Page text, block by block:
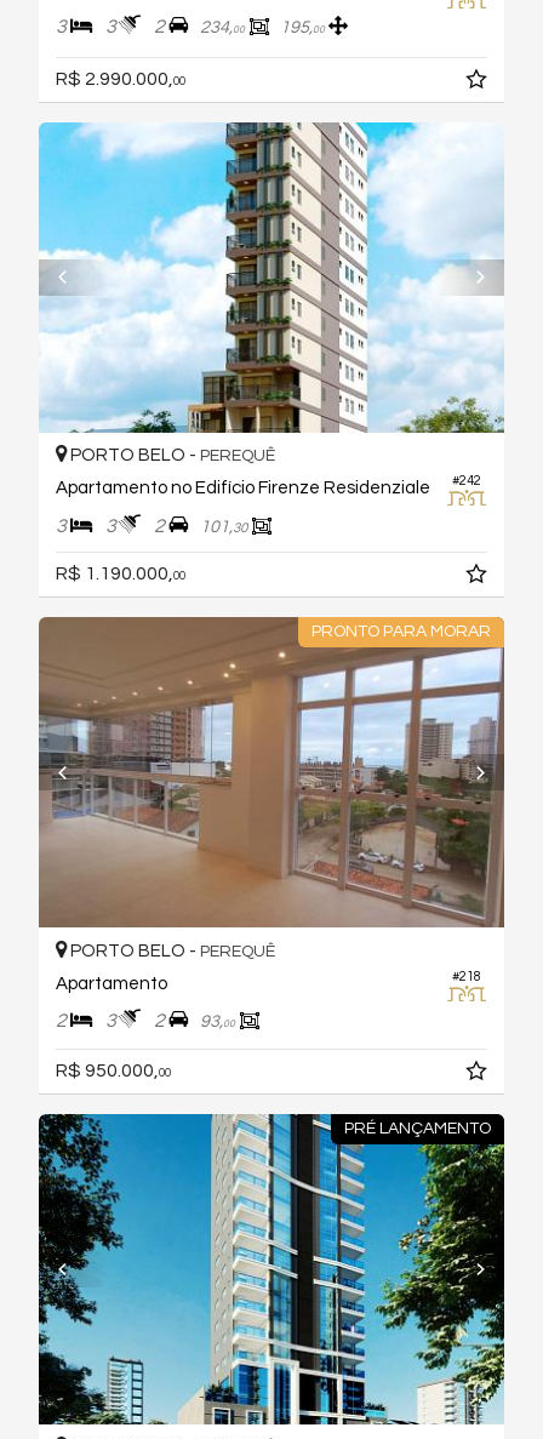
3 3 2 234,00 195,00
R$ 2.990.000, 00
#242
PORTO BELO - PEREQUÊ
Apartamento no Edifício Firenze Residenziale
3 3 2 101,30
R$ 1.190.000,00
PRONTO PARA MORAR
#218
PORTO BELO - PEREQUÊ
Apartamento
2 3 2 93,00
R$ 950.000, 00
PRÉ LANÇAMENTO